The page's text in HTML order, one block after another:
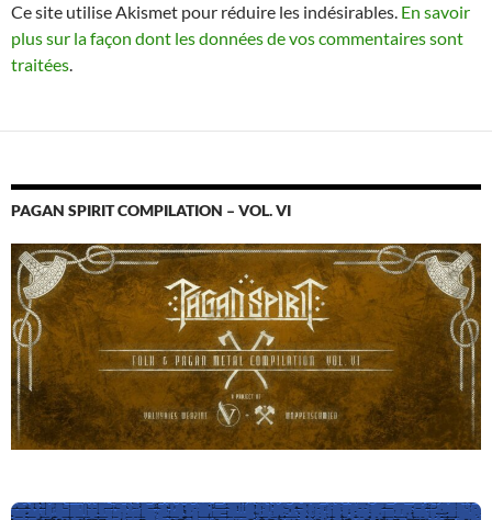
Ce site utilise Akismet pour réduire les indésirables. En savoir
plus sur la façon dont les données de vos commentaires sont
traitées.
PAGAN SPIRIT COMPILATION – VOL. VI